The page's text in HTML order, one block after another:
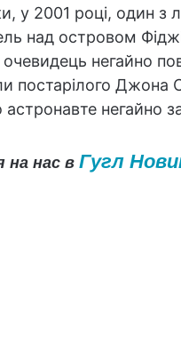
у 2001 році, один
над островом
очевидець негайно
постарілого Джона
негайно
на нас в Гугл